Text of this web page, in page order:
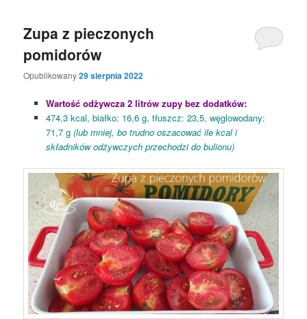
Zupa z pieczonych
pomidorów
Opublikowany29 sierpnia 2022
Wartość odżywcza 2 litrów zupy bez dodatków:
474,3 kcal, białko: 16,6 g, tłuszcz: 23,5, węglowodany:
71,7 g (lub mniej, bo trudno oszacować ile kcal i
składników odżywczych przechodzi do bulionu)